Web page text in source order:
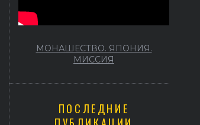
МОНАШЕСТВО. ЯПОНИЯ.
МИССИЯ
ПОСЛЕДНИЕ